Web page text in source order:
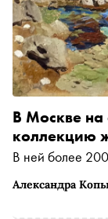
Александра
В Москве на
коллекцию
В ней более